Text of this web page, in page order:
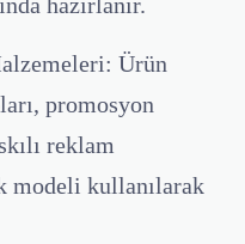
hazırlanır.
Ürün
promosyon
reklam
modeli kullanılarak